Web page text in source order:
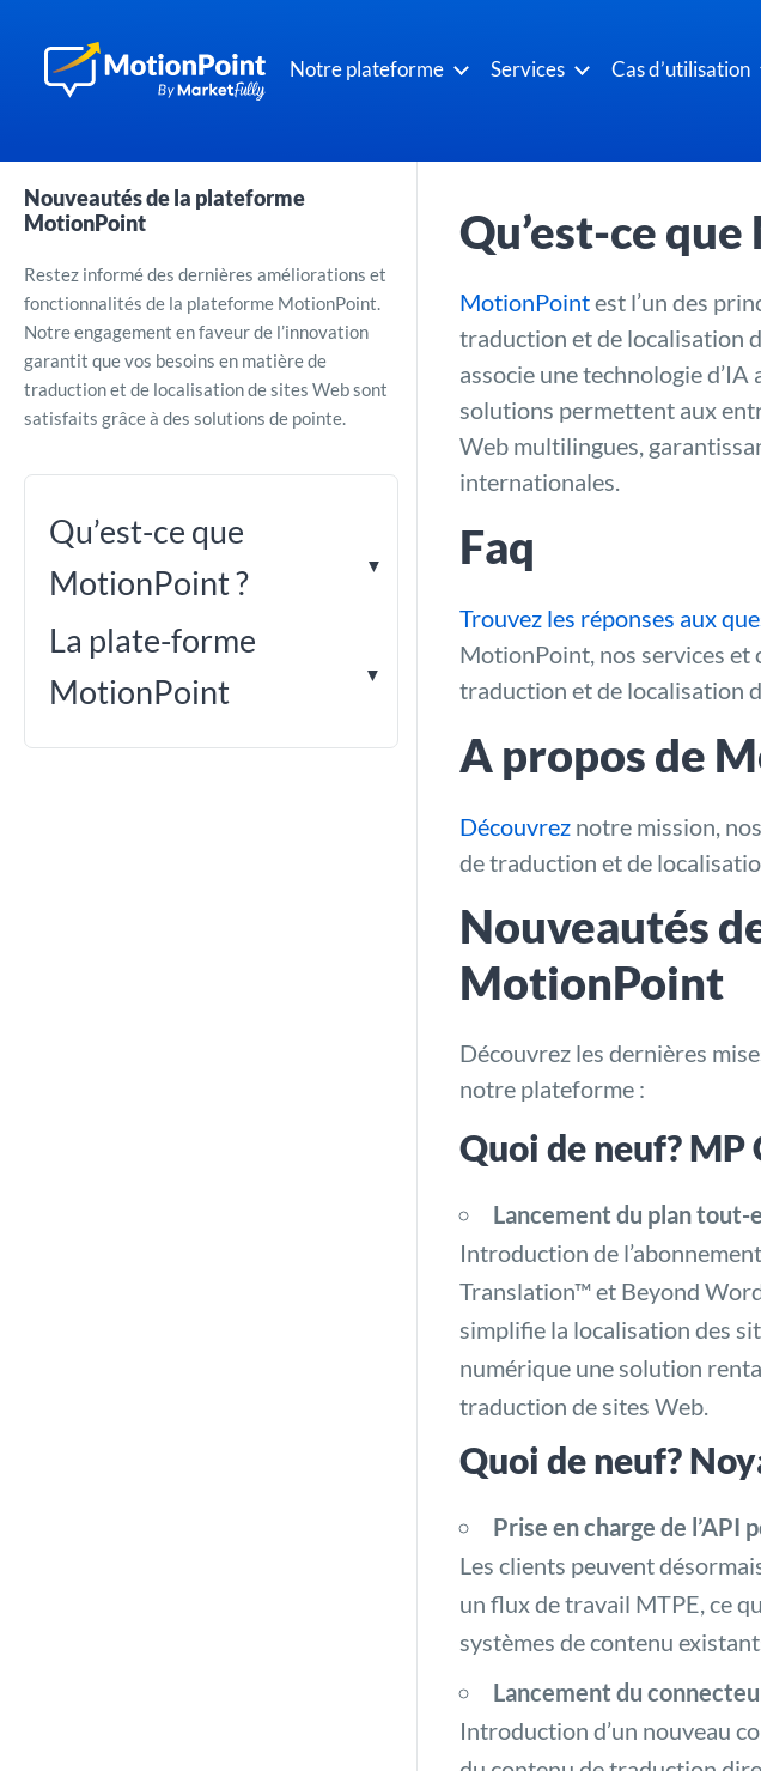
Notre plateforme Services Cas d’utilisation
Nouveautés de la plateforme
MotionPoint
Restez informé des dernières améliorations et
fonctionnalités de la plateforme MotionPoint.
Notre engagement en faveur de l’innovation
garantit que vos besoins en matière de
traduction et de localisation de sites Web sont
satisfaits grâce à des solutions de pointe.
Qu’est-ce que
MotionPoint ?
La plate-forme
MotionPoint
Qu’est-ce
MotionPointest l’un des
traduction et de localisation
associe une technologie
solutions permettent aux
Web multilingues,
internationales.
Faq
Trouvez les réponses aux
MotionPoint, nos services et
traduction et de localisation
A propos de
Découvrez notre mission,
de traduction et de
Nouveautés
MotionPoint
Découvrez les dernières
notre plateforme :
Quoi de neuf? MP
Lancement du plan
Introduction de
Translation™ et Beyond
simplifie la localisation des
numérique une solution
traduction de sites Web.
Quoi de neuf?
Prise en charge de l’API
Les clients peuvent
un flux de travail MTPE, ce
systèmes de contenu
Lancement du
Introduction d’un nouveau